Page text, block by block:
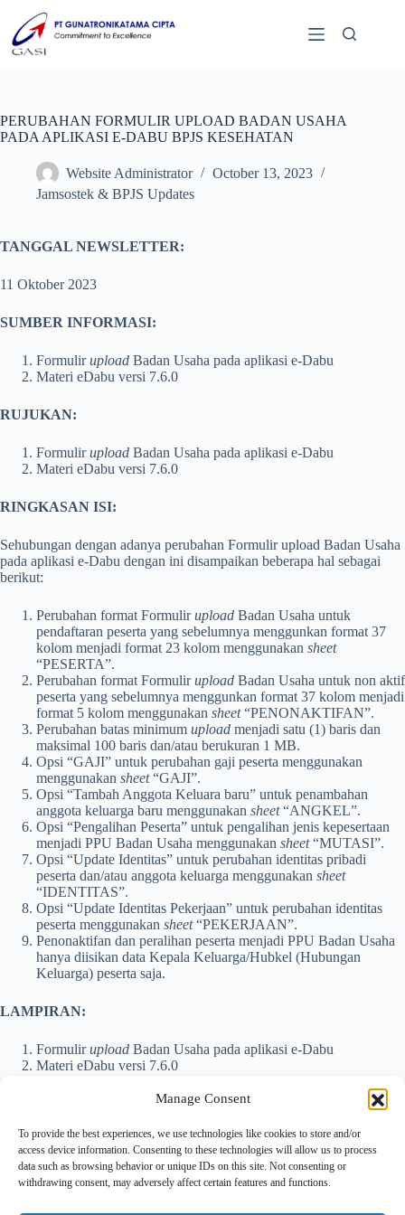
Manage Consent
To provide the best experiences, we use technologies like cookies to store and/or
access device information. Consenting to these technologies will allow us to process
data such as browsing behavior or unique IDs on this site. Not consenting or
withdrawing consent, may adversely affect certain features and functions.
PERUBAHAN FORMULIR UPLOAD BADAN USAHA
PADA APLIKASI E-DABU BPJS KESEHATAN
Website Administrator
October 13, 2023
Jamsostek & BPJS Updates
TANGGAL NEWSLETTER:
11 Oktober 2023
SUMBER INFORMASI:
Formulirupload Badan Usaha pada aplikasi e-Dabu
Materi eDabu versi 7.6.0
RUJUKAN:
Formulirupload Badan Usaha pada aplikasi e-Dabu
Materi eDabu versi 7.6.0
RINGKASAN ISI:
Sehubungan dengan adanya perubahan Formulir upload Badan Usaha
pada aplikasi e-Dabu dengan ini disampaikan beberapa hal sebagai
berikut:
Perubahan format Formulirupload Badan Usaha untuk
pendaftaran peserta yang sebelumnya menggunkan format 37
kolom menjadi format 23 kolom menggunakan sheet
“PESERTA”.
Perubahan format Formulirupload Badan Usaha untuk non aktif
peserta yang sebelumnya menggunkan format 37 kolom menjadi
format 5 kolom menggunakan sheet“PENONAKTIFAN”.
Perubahan batas minimum upload menjadi satu (1) baris dan
maksimal 100 baris dan/atau berukuran 1 MB.
Opsi “GAJI” untuk perubahan gaji peserta menggunakan
menggunakan sheet“GAJI”.
Opsi “Tambah Anggota Keluara baru” untuk penambahan
anggota keluarga baru menggunakan sheet“ANGKEL”.
Opsi “Pengalihan Peserta” untuk pengalihan jenis kepesertaan
menjadi PPU Badan Usaha menggunakan sheet“MUTASI”.
Opsi “Update Identitas” untuk perubahan identitas pribadi
peserta dan/atau anggota keluarga menggunakan sheet
“IDENTITAS”.
Opsi “Update Identitas Pekerjaan” untuk perubahan identitas
peserta menggunakan sheet“PEKERJAAN”.
Penonaktifan dan peralihan peserta menjadi PPU Badan Usaha
hanya diisikan data Kepala Keluarga/Hubkel (Hubungan
Keluarga) peserta saja.
LAMPIRAN:
Formulirupload Badan Usaha pada aplikasi e-Dabu
Materi eDabu versi 7.6.0
Formulir upload Badan Usaha pada aplikasi e-Dabu
Materi eDabu versi 7.6.0